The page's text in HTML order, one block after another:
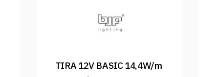
TIRA 12V BASIC 14,4W/m